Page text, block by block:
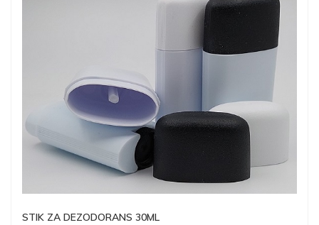
STIK ZA DEZODORANS 30ML